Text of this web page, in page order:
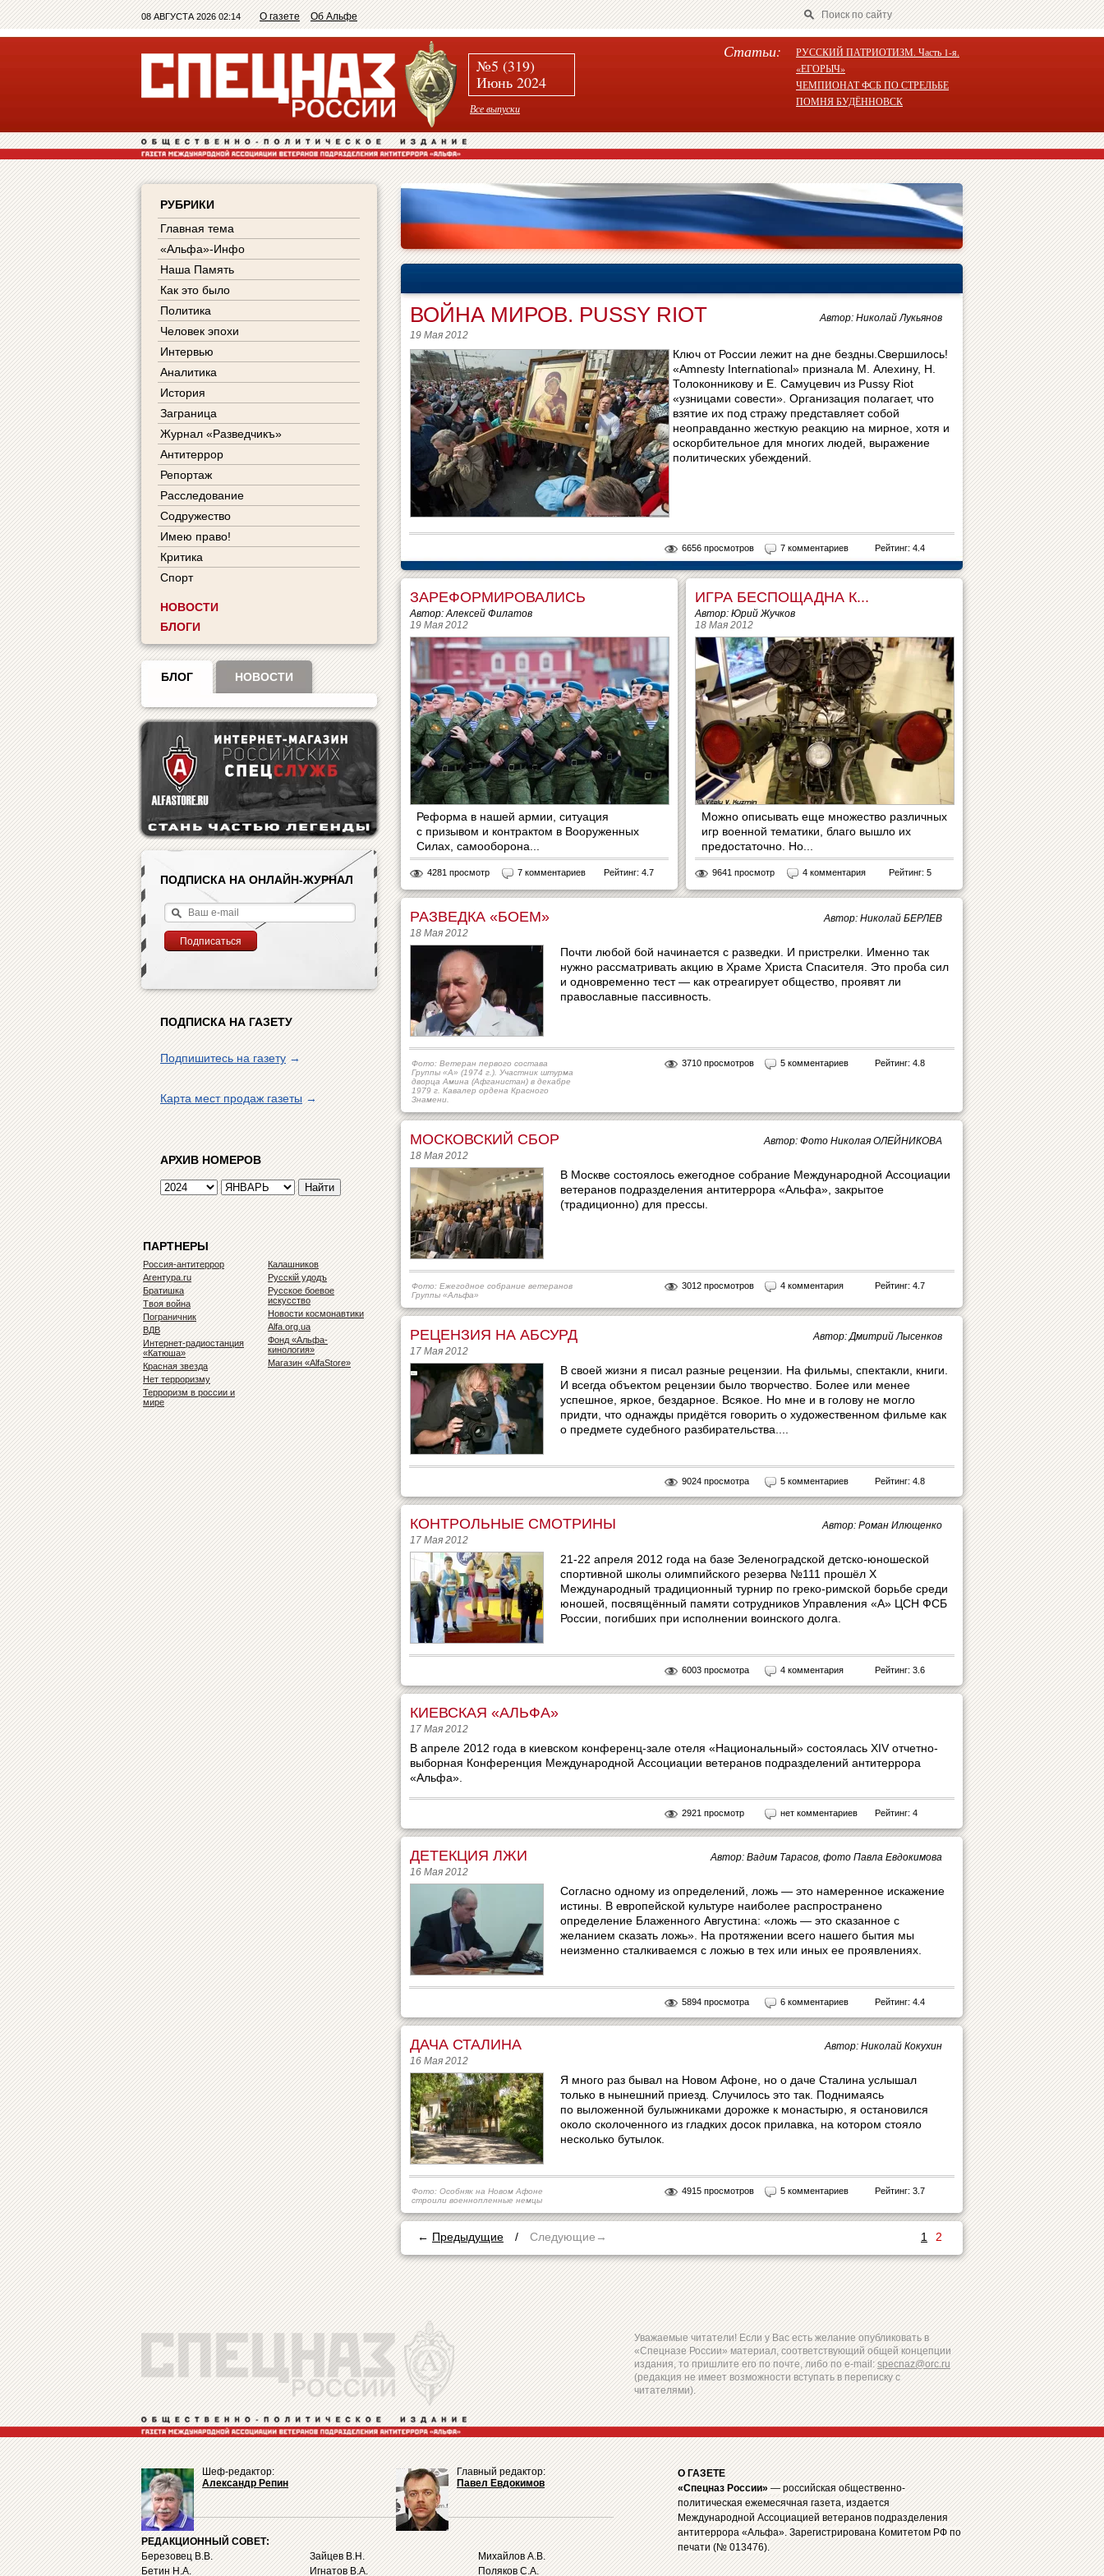
08 АВГУСТА 2026 02:14 О газете Об Альфе
№5 (319)
Июнь 2024
Все выпуски
Статьи:
РУССКИЙ ПАТРИОТИЗМ. Часть 1-я.
«ЕГОРЫЧ»
ЧЕМПИОНАТ ФСБ ПО СТРЕЛЬБЕ
ПОМНЯ БУДЁННОВСК
РУБРИКИ
Главная тема
«Альфа»-Инфо
Наша Память
Как это было
Политика
Человек эпохи
Интервью
Аналитика
История
Заграница
Журнал «Разведчикъ»
Антитеррор
Репортаж
Расследование
Содружество
Имею право!
Критика
Спорт
НОВОСТИ
БЛОГИ
БЛОГ НОВОСТИ
ПОДПИСКА НА ОНЛАЙН-ЖУРНАЛ
ПОДПИСКА НА ГАЗЕТУ
Подпишитесь на газету→
Карта мест продаж газеты→
АРХИВ НОМЕРОВ
ПАРТНЕРЫ
Россия-антитеррор
Агентура.ru
Братишка
Твоя война
Пограничник
ВДВ
Интернет-радиостанция
«Катюша»
Красная звезда
Нет терроризму
Терроризм в россии и
мире
Калашников
Русскiй удодъ
Русское боевое
искусство
Новости космонавтики
Alfa.org.ua
Фонд «Альфа-
кинология»
Магазин «AlfaStore»
Автор: Николай Лукьянов
ВОЙНА МИРОВ. PUSSY RIOT
19 Мая 2012
Ключ от России лежит на дне бездны.Свершилось!
«Amnesty International» признала М. Алехину, Н.
Толоконникову и Е. Самуцевич из Pussy Riot
«узницами совести». Организация полагает, что
взятие их под стражу представляет собой
неоправданно жесткую реакцию на мирное, хотя и
оскорбительное для многих людей, выражение
политических убеждений.
6656 просмотров 7 комментариев Рейтинг: 4.4
ЗАРЕФОРМИРОВАЛИСЬ
Автор: Алексей Филатов
19 Мая 2012
Реформа в нашей армии, ситуация
с призывом и контрактом в Вооруженных
Силах, самооборона...
4281 просмотр 7 комментариев Рейтинг: 4.7
ИГРА БЕСПОЩАДНА К...
Автор: Юрий Жучков
18 Мая 2012
Можно описывать еще множество различных
игр военной тематики, благо вышло их
предостаточно. Но...
9641 просмотр 4 комментария Рейтинг: 5
Автор: Николай БЕРЛЕВ
РАЗВЕДКА «БОЕМ»
18 Мая 2012
Почти любой бой начинается с разведки. И пристрелки. Именно так
нужно рассматривать акцию в Храме Христа Спасителя. Это проба сил
и одновременно тест — как отреагирует общество, проявят ли
православные пассивность.
Фото: Ветеран первого состава
Группы «А» (1974 г.). Участник штурма
дворца Амина (Афганистан) в декабре
1979 г. Кавалер ордена Красного
Знамени.
3710 просмотров 5 комментариев Рейтинг: 4.8
Автор: Фото Николая ОЛЕЙНИКОВА
МОСКОВСКИЙ СБОР
18 Мая 2012
В Москве состоялось ежегодное собрание Международной Ассоциации
ветеранов подразделения антитеррора «Альфа», закрытое
(традиционно) для прессы.
Фото: Ежегодное собрание ветеранов
Группы «Альфа»
3012 просмотров 4 комментария Рейтинг: 4.7
Автор: Дмитрий Лысенков
РЕЦЕНЗИЯ НА АБСУРД
17 Мая 2012
В своей жизни я писал разные рецензии. На фильмы, спектакли, книги.
И всегда объектом рецензии было творчество. Более или менее
успешное, яркое, бездарное. Всякое. Но мне и в голову не могло
придти, что однажды придётся говорить о художественном фильме как
о предмете судебного разбирательства....
9024 просмотра 5 комментариев Рейтинг: 4.8
Автор: Роман Илющенко
КОНТРОЛЬНЫЕ СМОТРИНЫ
17 Мая 2012
21-22 апреля 2012 года на базе Зеленоградской детско-юношеской
спортивной школы олимпийского резерва №111 прошёл Х
Международный традиционный турнир по греко-римской борьбе среди
юношей, посвящённый памяти сотрудников Управления «А» ЦСН ФСБ
России, погибших при исполнении воинского долга.
6003 просмотра 4 комментария Рейтинг: 3.6
КИЕВСКАЯ «АЛЬФА»
17 Мая 2012
В апреле 2012 года в киевском конференц-зале отеля «Национальный» состоялась XIV отчетно-
выборная Конференция Международной Ассоциации ветеранов подразделений антитеррора
«Альфа».
2921 просмотр нет комментариев Рейтинг: 4
Автор: Вадим Тарасов, фото Павла Евдокимова
ДЕТЕКЦИЯ ЛЖИ
16 Мая 2012
Согласно одному из определений, ложь — это намеренное искажение
истины. В европейской культуре наиболее распространено
определение Блаженного Августина: «ложь — это сказанное с
желанием сказать ложь». На протяжении всего нашего бытия мы
неизменно сталкиваемся с ложью в тех или иных ее проявлениях.
5894 просмотра 6 комментариев Рейтинг: 4.4
Автор: Николай Кокухин
ДАЧА СТАЛИНА
16 Мая 2012
Я много раз бывал на Новом Афоне, но о даче Сталина услышал
только в нынешний приезд. Случилось это так. Поднимаясь
по выложенной булыжниками дорожке к монастырю, я остановился
около сколоченного из гладких досок прилавка, на котором стояло
несколько бутылок.
Фото: Особняк на Новом Афоне
строили военнопленные немцы
4915 просмотров 5 комментариев Рейтинг: 3.7
← Предыдущие / Следующие→ 1 2
Уважаемые читатели! Если у Вас есть желание опубликовать в
«Спецназе России» материал, соответствующий общей концепции
издания, то пришлите его по почте, либо по e-mail:specnaz@orc.ru
(редакция не имеет возможности вступать в переписку с
читателями).
Шеф-редактор:
Александр Репин
Главный редактор:
Павел Евдокимов
РЕДАКЦИОННЫЙ СОВЕТ:
Березовец В.В.
Бетин Н.А.
Зайцев В.Н.
Игнатов В.А.
Михайлов А.В.
Поляков С.А.
О ГАЗЕТЕ
«Спецназ России» — российская общественно-
политическая ежемесячная газета, издается
Международной Ассоциацией ветеранов подразделения
антитеррора «Альфа». Зарегистрирована Комитетом РФ по
печати (№ 013476).